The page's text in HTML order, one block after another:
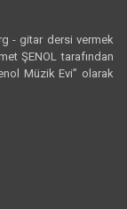
- gitar dersi vermek
ŞENOL tarafından
Müzik Evi” olarak